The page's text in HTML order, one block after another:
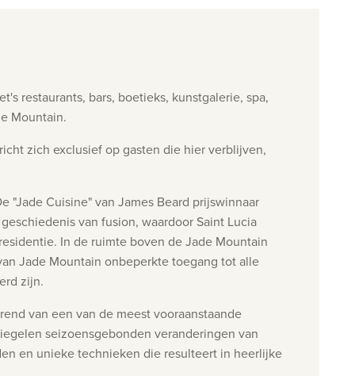
restaurants, bars, boetieks, kunstgalerie, spa,
Mountain.
zich exclusief op gasten die hier verblijven,
"Jade Cuisine" van James Beard prijswinnaar
van fusion, waardoor Saint Lucia
In de ruimte boven de Jade Mountain
Jade Mountain onbeperkte toegang tot alle
zijn.
van een van de meest vooraanstaande
seizoensgebonden veranderingen van
en unieke technieken die resulteert in heerlijke